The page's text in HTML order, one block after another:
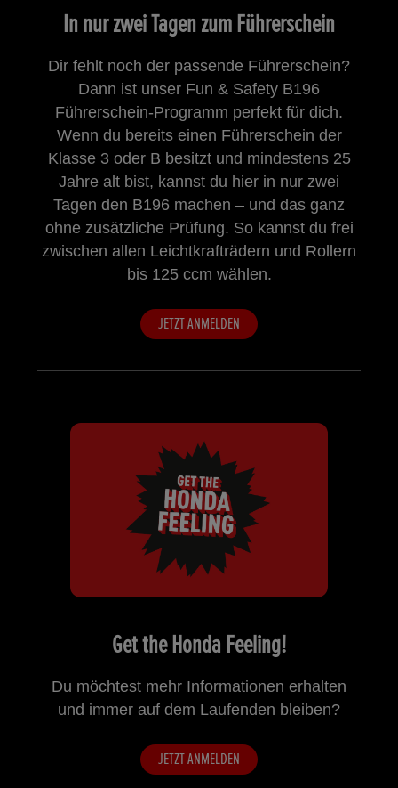
In nur zwei Tagen zum Führerschein
Dir fehlt noch der passende Führerschein?
Dann ist unser Fun & Safety B196
Führerschein-Programm perfekt für dich.
Wenn du bereits einen Führerschein der
Klasse 3 oder B besitzt und mindestens 25
Jahre alt bist, kannst du hier in nur zwei
Tagen den B196 machen – und das ganz
ohne zusätzliche Prüfung. So kannst du frei
zwischen allen Leichtkrafträdern und Rollern
bis 125 ccm wählen.
Get the Honda Feeling!
Du möchtest mehr Informationen erhalten
und immer auf dem Laufenden bleiben?